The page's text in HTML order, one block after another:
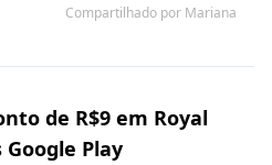
Compartilhado por Mariana
de R$9 em Royal
Play